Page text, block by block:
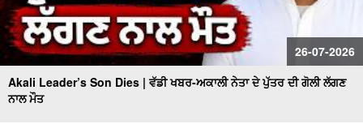
26-07-2026
Akali Leader’s Son Dies | ਵੱਡੀ ਖਬਰ-ਅਕਾਲੀ ਨੇਤਾ ਦੇ ਪੁੱਤਰ ਦੀ ਗੋਲੀ ਲੱਗਣ
ਨਾਲ ਮੌਤ